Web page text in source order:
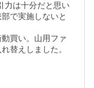
力は十分だと思い
で実施しないと
買い。山用ファ
替えしました。